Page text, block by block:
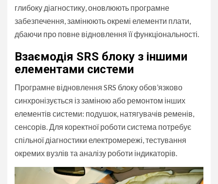
глибоку діагностику, оновлюють програмне
забезпечення, замінюють окремі елементи плати,
дбаючи про повне відновлення її функціональності.
Взаємодія SRS блоку з іншими
елементами системи
Програмне відновлення SRS блоку обов’язково
синхронізується із заміною або ремонтом інших
елементів системи: подушок, натягувачів ременів,
сенсорів. Для коректної роботи система потребує
спільної діагностики електромережі, тестування
окремих вузлів та аналізу роботи індикаторів.